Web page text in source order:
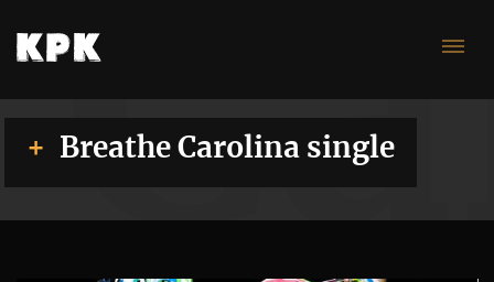
Breathe Carolina single